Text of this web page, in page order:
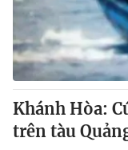
Khánh Hòa:
trên tàu